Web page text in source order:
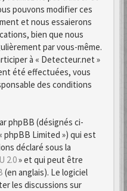
pouvons modifier ces
et nous essaierons
bien que nous
par vous-même.
à « Detecteur.net »
été effectuées, vous
des conditions
phpBB (désignés ci-
phpBB Limited ») qui est
déclaré sous la
2.0» et qui peut être
(en anglais). Le logiciel
les discussions sur